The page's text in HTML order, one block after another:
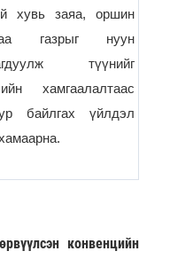
​​хувь заяа, оршин
газрыг нуун
түүнийг
хамгаалалтаас
байлгах үйлдэл
конвенцийн